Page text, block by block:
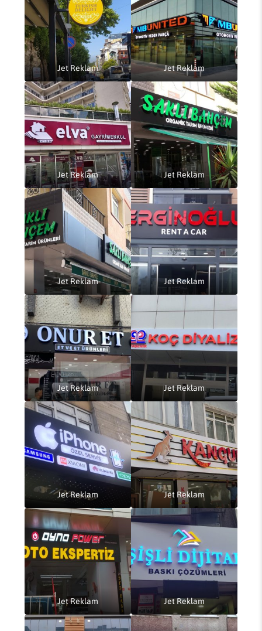
Jet Reklam Jet Reklam
Jet Reklam Jet Reklam
Jet Reklam Jet Reklam
Jet Reklam Jet Reklam
Jet Reklam Jet Reklam
Jet Reklam Jet Reklam